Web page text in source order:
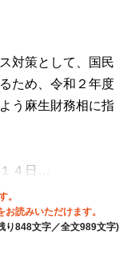
対策として、国民
ため、令和２年度
う麻生財務相に指
４日…
。
お読みいただけます。
り848文字／全文989文字)